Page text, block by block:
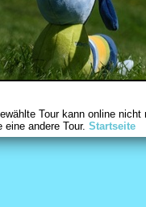
Tour kann online nicht
eine andere Tour. Startseite